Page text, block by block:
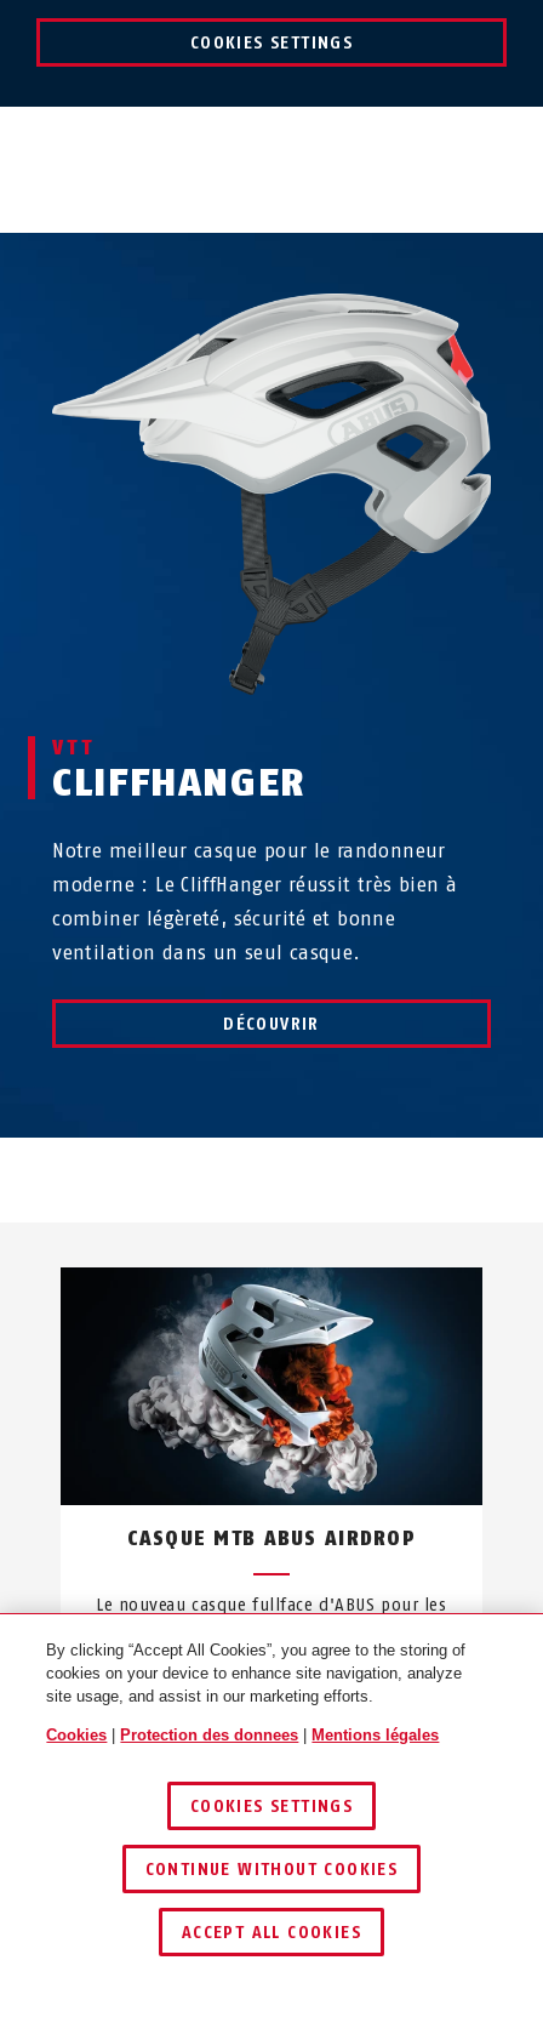
COOKIES SETTINGS
VTT
CLIFFHANGER
Notre meilleur casque pour le randonneur
moderne : Le CliffHanger réussit très bien à
combiner légèreté, sécurité et bonne
ventilation dans un seul casque.
DÉCOUVRIR
CASQUE MTB ABUS AIRDROP
Le nouveau casque fullface d'ABUS pour les
← →
1/2
CHOISIR UN PAYS
By clicking “Accept All Cookies”, you agree to the storing of
cookies on your device to enhance site navigation, analyze
site usage, and assist in our marketing efforts.
Cookies Protection des donnees Mentions légales
COOKIES SETTINGS
CONTINUE WITHOUT COOKIES
ACCEPT ALL COOKIES